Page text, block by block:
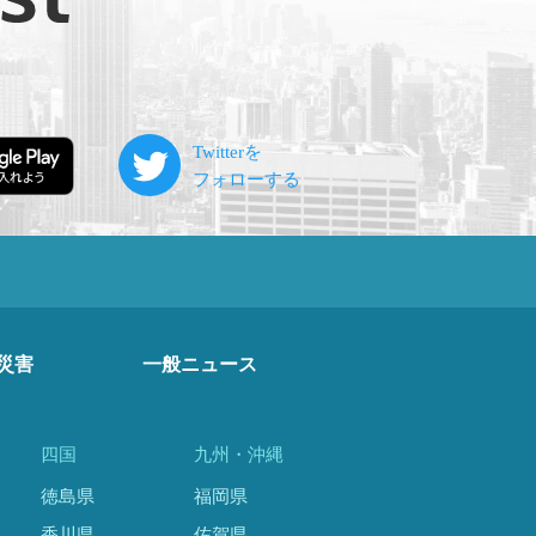
害 一般ニュース
四国
徳島県
九州・沖縄
福岡県